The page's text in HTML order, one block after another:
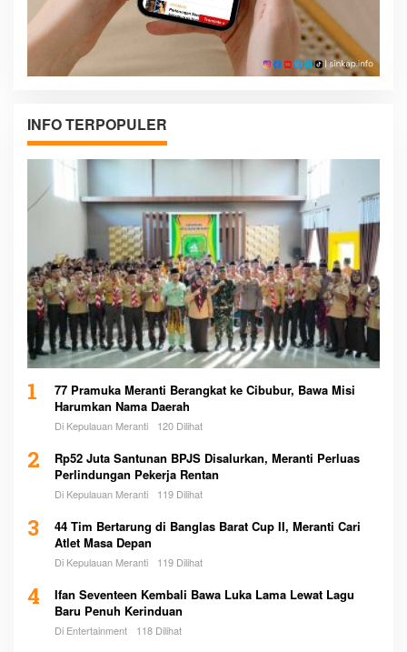
INFO TERPOPULER
1
77 Pramuka Meranti Berangkat ke Cibubur, Bawa Misi
Harumkan Nama Daerah
Di Kepulauan Meranti 120 Dilihat
2
Rp52 Juta Santunan BPJS Disalurkan, Meranti Perluas
Perlindungan Pekerja Rentan
Di Kepulauan Meranti 119 Dilihat
3
44 Tim Bertarung di Banglas Barat Cup II, Meranti Cari
Atlet Masa Depan
Di Kepulauan Meranti 119 Dilihat
4
Ifan Seventeen Kembali Bawa Luka Lama Lewat Lagu
Baru Penuh Kerinduan
Di Entertainment 118 Dilihat